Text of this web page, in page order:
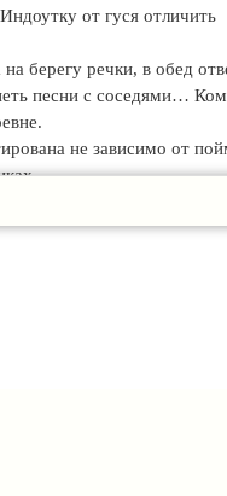
от гуся отличить
берегу речки, в обед
песни с соседями…
не зависимо от
козы, дети в